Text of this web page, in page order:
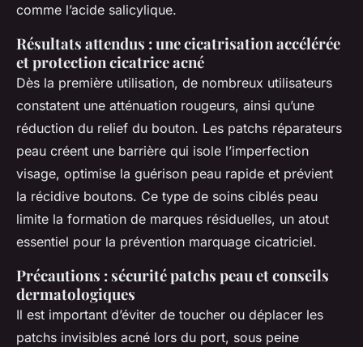
comme l’acide salicylique.
Résultats attendus : une cicatrisation accélérée
et protection cicatrice acné
Dès la première utilisation, de nombreux utilisateurs
constatent une atténuation rougeurs, ainsi qu’une
réduction du relief du bouton. Les patchs réparateurs
peau créent une barrière qui isole l’imperfection
visage, optimise la guérison peau rapide et prévient
la récidive boutons. Ce type de soins ciblés peau
limite la formation de marques résiduelles, un atout
essentiel pour la prévention marquage cicatriciel.
Précautions : sécurité patchs peau et conseils
dermatologiques
Il est important d’éviter de toucher ou déplacer les
patchs invisibles acné lors du port, sous peine